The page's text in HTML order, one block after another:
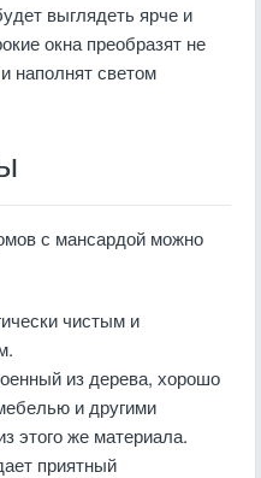
выглядеть ярче и
окна преобразят не
наполнят светом
с мансардой можно
чистым и
из дерева, хорошо
и другими
этого же материала.
приятный